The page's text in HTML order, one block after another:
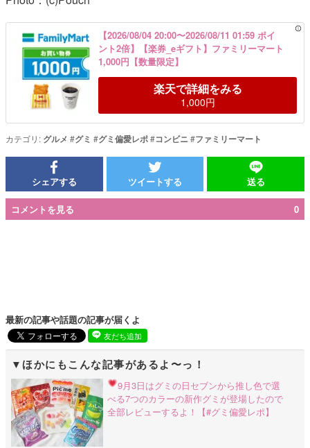
【2026/08/04 20:00〜2026/08/11 01:59 ポイ
ント2倍】【楽券_eギフト】ファミリーマート
1,000円【数量限定】
楽天で詳細をみる
1,000円
カテゴリ: グルメ #グミ #グミ偏愛レポ#コンビニ#ファミリーマート
シェアする ツイートする 送る
コメントを見る 0
最新の記事や話題の記事が届くよ
友だち追加
ほかにもこんな記事があるよ〜っ！
9月3日はグミの日セブンから推し色で選
べる7つのカラーの新作グミが登場したので
全部レビューするよ！【#グミ偏愛レポ】